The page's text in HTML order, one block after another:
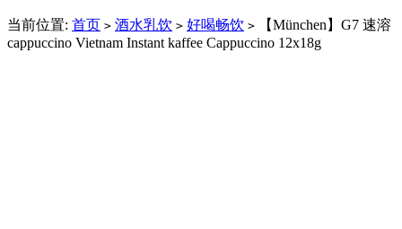
当前位置: 首页 > 酒水乳饮 > 好喝畅饮 > 【München】G7 速溶
cappuccino Vietnam Instant kaffee Cappuccino 12x18g